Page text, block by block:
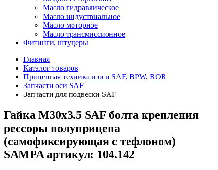
Масло гидравлическое
Масло индустриальное
Масло моторное
Масло трансмиссионное
Фитинги, штуцеры
Главная
Каталог товаров
Прицепная техника и оси SAF, BPW, ROR
Запчасти оси SAF
Запчасти для подвески SAF
Гайка М30х3.5 SAF болта крепления
рессоры полуприцепа
(самофиксирующая с тефлоном)
SAMPA артикул: 104.142